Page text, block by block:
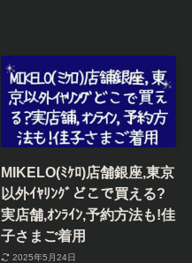
MIKELO(ﾐｹﾛ)店舗銀座,東京
以外ｲﾔﾘﾝｸﾞどこで買える?
実店舗,ｵﾝﾗｲﾝ,予約方法も!佳
子さまご着用
2025年5月24日